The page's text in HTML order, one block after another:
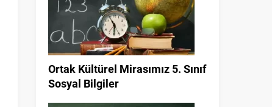
Ortak Kültürel Mirasımız 5. Sınıf
Sosyal Bilgiler